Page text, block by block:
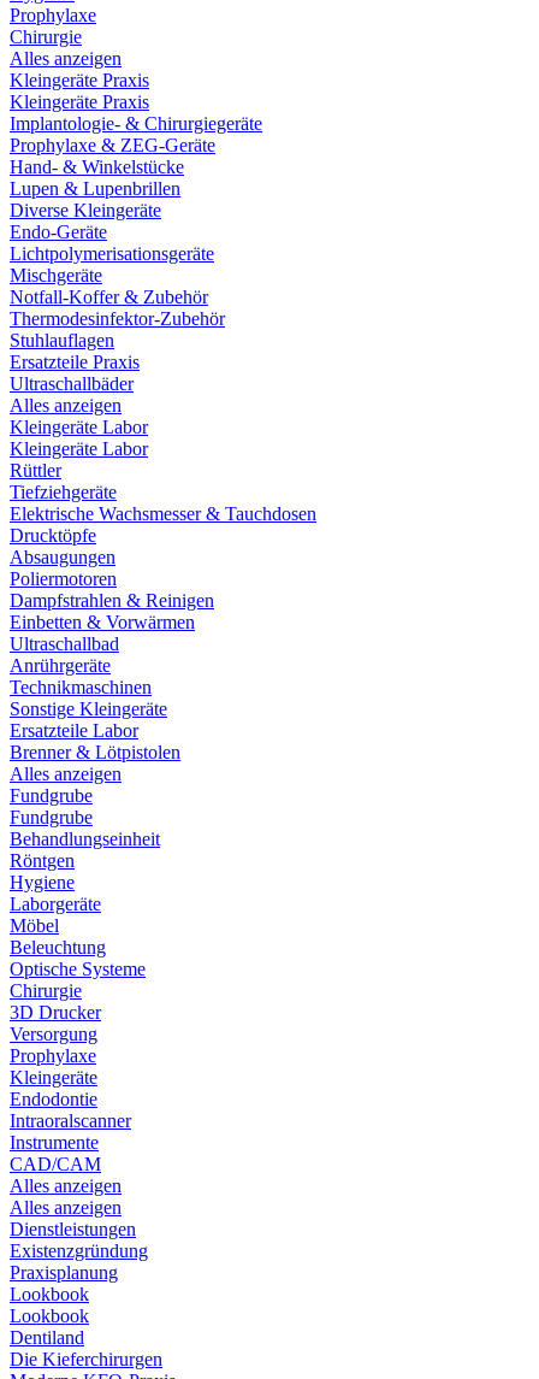
Prophylaxe
Chirurgie
Alles anzeigen
Kleingeräte Praxis
Kleingeräte Praxis
Implantologie- & Chirurgiegeräte
Prophylaxe & ZEG-Geräte
Hand- & Winkelstücke
Lupen & Lupenbrillen
Diverse Kleingeräte
Endo-Geräte
Lichtpolymerisationsgeräte
Mischgeräte
Notfall-Koffer & Zubehör
Thermodesinfektor-Zubehör
Stuhlauflagen
Ersatzteile Praxis
Ultraschallbäder
Alles anzeigen
Kleingeräte Labor
Kleingeräte Labor
Rüttler
Tiefziehgeräte
Elektrische Wachsmesser & Tauchdosen
Drucktöpfe
Absaugungen
Poliermotoren
Dampfstrahlen & Reinigen
Einbetten & Vorwärmen
Ultraschallbad
Anrührgeräte
Technikmaschinen
Sonstige Kleingeräte
Ersatzteile Labor
Brenner & Lötpistolen
Alles anzeigen
Fundgrube
Fundgrube
Behandlungseinheit
Röntgen
Hygiene
Laborgeräte
Möbel
Beleuchtung
Optische Systeme
Chirurgie
3D Drucker
Versorgung
Prophylaxe
Kleingeräte
Endodontie
Intraoralscanner
Instrumente
CAD/CAM
Alles anzeigen
Alles anzeigen
Dienstleistungen
Existenzgründung
Praxisplanung
Lookbook
Lookbook
Dentiland
Die Kieferchirurgen